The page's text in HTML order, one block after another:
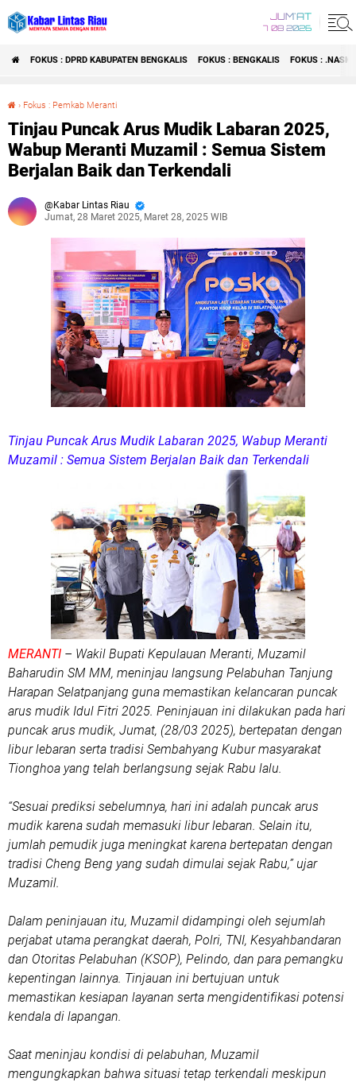
JUM'AT
7 08 2026
FOKUS : DPRD KABUPATEN BENGKALIS FOKUS : BENGKALIS FOKUS :
› Fokus : Pemkab Meranti
Tinjau Puncak Arus Mudik Labaran 2025,
Wabup Meranti Muzamil : Semua Sistem
Berjalan Baik dan Terkendali
Kabar Lintas Riau
Jumat, 28 Maret 2025, Maret 28, 2025 WIB
Tinjau Puncak Arus Mudik Labaran 2025, Wabup Meranti
Muzamil : Semua Sistem Berjalan Baik dan Terkendali
MERANTI – Wakil Bupati Kepulauan Meranti, Muzamil
Baharudin SM MM, meninjau langsung Pelabuhan Tanjung
Harapan Selatpanjang guna memastikan kelancaran puncak
arus mudik Idul Fitri 2025. Peninjauan ini dilakukan pada hari
puncak arus mudik, Jumat, (28/03 2025), bertepatan dengan
libur lebaran serta tradisi Sembahyang Kubur masyarakat
Tionghoa yang telah berlangsung sejak Rabu lalu.
“Sesuai prediksi sebelumnya, hari ini adalah puncak arus
mudik karena sudah memasuki libur lebaran. Selain itu,
jumlah pemudik juga meningkat karena bertepatan dengan
tradisi Cheng Beng yang sudah dimulai sejak Rabu,” ujar
Muzamil.
Dalam peninjauan itu, Muzamil didampingi oleh sejumlah
perjabat utama perangkat daerah, Polri, TNI, Kesyahbandaran
dan Otoritas Pelabuhan (KSOP), Pelindo, dan para pemangku
kepentingan lainnya. Tinjauan ini bertujuan untuk
memastikan kesiapan layanan serta mengidentifikasi potensi
kendala di lapangan.
Saat meninjau kondisi di pelabuhan, Muzamil
mengungkapkan bahwa situasi tetap terkendali meskipun